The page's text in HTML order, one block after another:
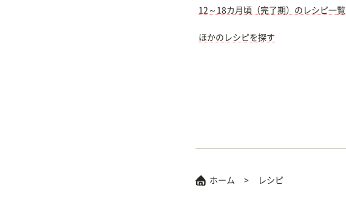
12～18カ月頃（完了期）のレシピ一覧
ほかのレシピを探す
ホーム レシピ